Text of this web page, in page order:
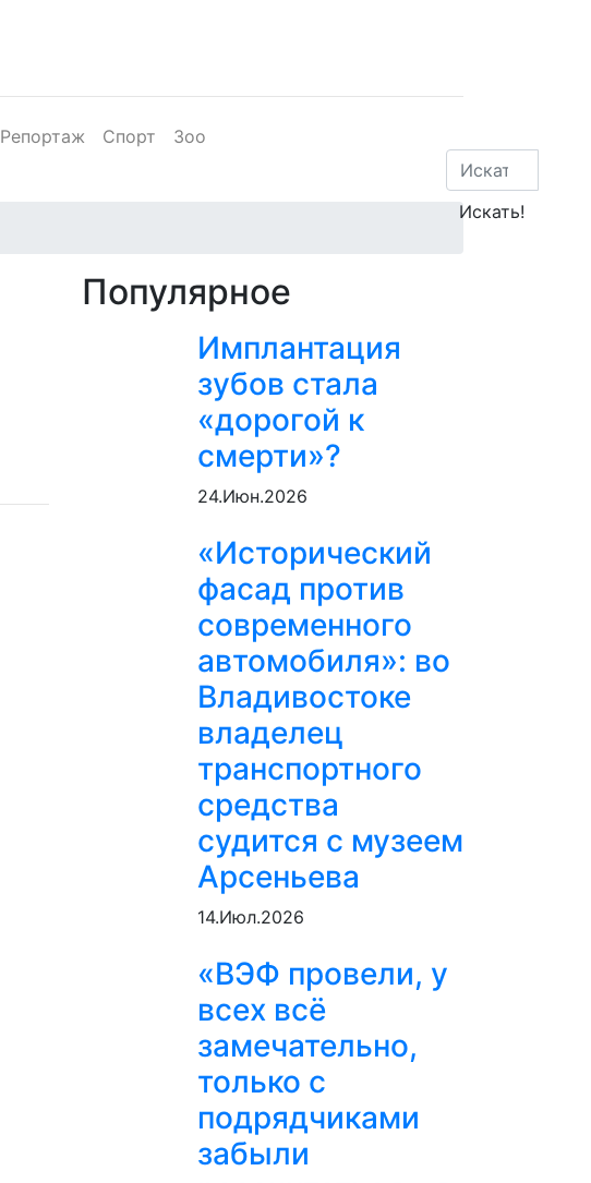
Репортаж Спорт Зоо
Популярное
Имплантация
зубов стала
«дорогой к
смерти»?
24.Июн.2026
«Исторический
фасад против
современного
автомобиля»: во
Владивостоке
владелец
транспортного
средства
судится с музеем
Арсеньева
14.Июл.2026
«ВЭФ провели, у
всех всё
замечательно,
только с
подрядчиками
забыли